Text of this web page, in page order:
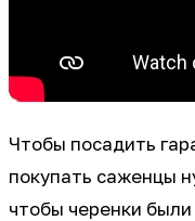
Чтобы посадить
покупать саженцы
чтобы черенки